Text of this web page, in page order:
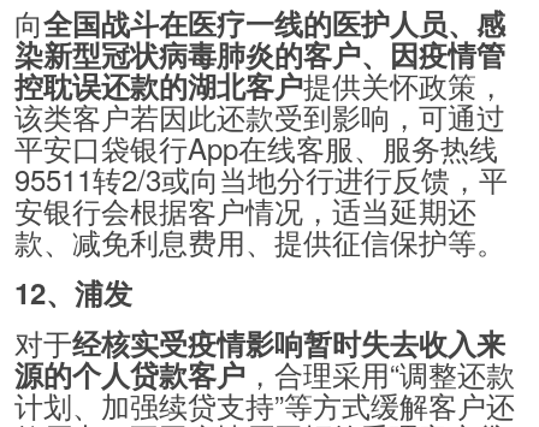
向全国战斗在医疗一线的医护人员、感
染新型冠状病毒肺炎的客户、因疫情管
控耽误还款的湖北客户提供关怀政策，
该类客户若因此还款受到影响，可通过
平安口袋银行App在线客服、服务热线
95511转2/3或向当地分行进行反馈，平
安银行会根据客户情况，适当延期还
款、减免利息费用、提供征信保护等。
12、浦发
对于经核实受疫情影响暂时失去收入来
源的个人贷款客户 ，合理采用“调整还款
计划、加强续贷支持”等方式缓解客户还